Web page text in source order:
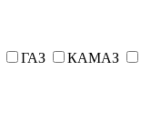
ГАЗ
КАМАЗ